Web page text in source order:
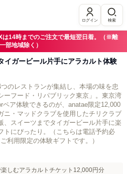
ログイン 検索
は14時までのご注文で最短翌日着。（※離
部地域除く）
イガービール片手にアラカルト体験
のレストランが集結し、本場の味を忠
ーフード・リパブリック東京」。東京湾
ア体験できるのが、anatae限定12,000
ニ・マッドクラブを使用したチリクラブ
、スイーツまでタイガービール片手に楽
トにぴったり。（こちらは電話予約必
利用限定の体験ギフトです。）
楽しむアラカルトチケット12,000円分